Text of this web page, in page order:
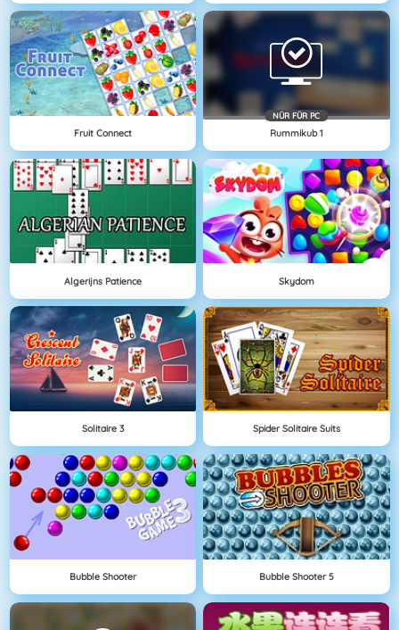
Fruit Connect
NÜR FÜR PC
Rummikub 1
Algerijns Patience Skydom
Solitaire 3 Spider Solitaire Suits
Bubble Shooter Bubble Shooter 5